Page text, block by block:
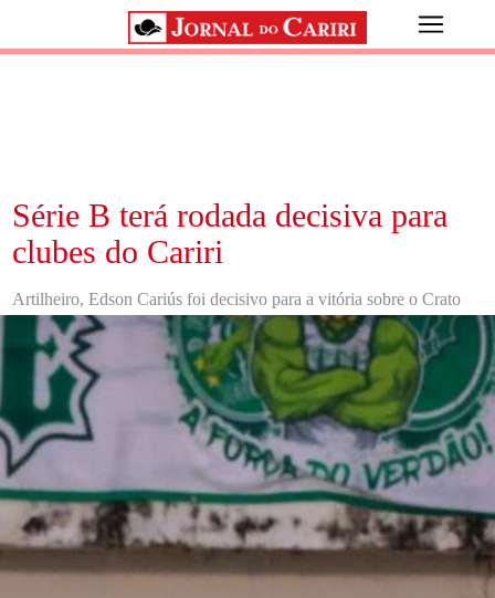
Série B terá rodada decisiva para
clubes do Cariri
Artilheiro, Edson Cariús foi decisivo para a vitória sobre o Crato